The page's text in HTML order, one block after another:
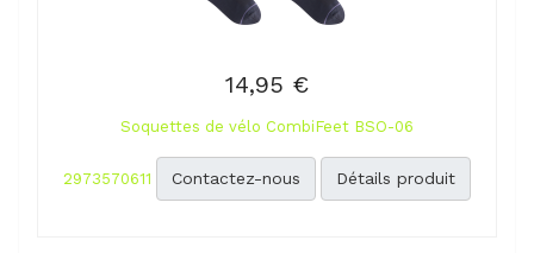
14,95 €
Soquettes de vélo CombiFeet BSO-06
2973570611 Contactez-nous Détails produit